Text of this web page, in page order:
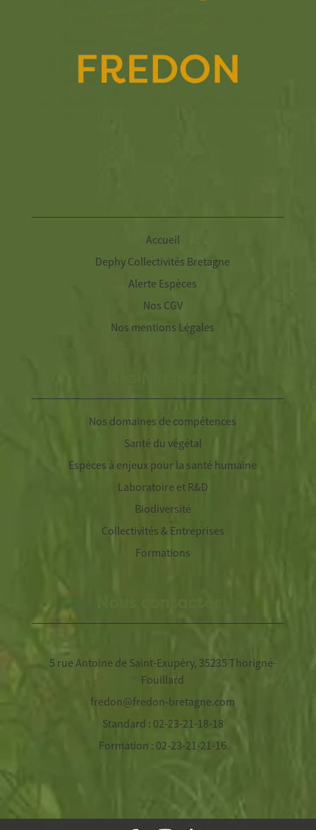
Accueil
Dephy Collectivités Bretagne
Alerte Espèces
Nos CGV
Nos mentions Légales
Nos domaines de compétences
Santé du végétal
Espèces à enjeux pour la santé humaine
Laboratoire et R&D
Biodiversité
Collectivités & Entreprises
Formations
5 rue Antoine de Saint-Exupéry, 35235 Thorigné-
Fouillard
fredon@fredon-bretagne.com
Standard : 02-23-21-18-18
Formation : 02-23-21-21-16